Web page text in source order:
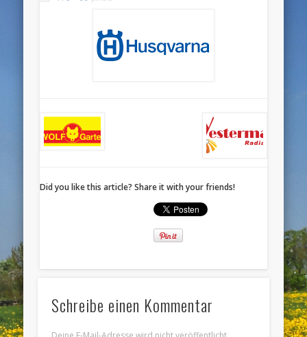
Did you like this article? Share it with your friends!
Schreibe einen Kommentar